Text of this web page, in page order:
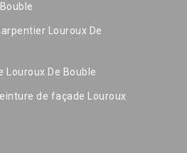
Louroux De
Louroux De Bouble
de façade Louroux